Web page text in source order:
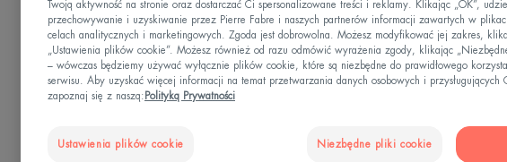
Opatentowany
Fabre, który
przed światłem
Odporność na
Skin Protect
Twoją aktywność na stronie oraz dostarczać Ci spersonalizowane treści i reklamy. Klikając „OK”,
przechowywanie i uzyskiwanie przez Pierre Fabre i naszych partnerów informacji zawartych w
celach analitycznych i marketingowych. Zgoda jest dobrowolna. Możesz modyfikować jej zakres,
„Ustawienia plików cookie”. Możesz również od razu odmówić wyrażenia zgody, klikając
– wówczas będziemy używać wyłącznie plików cookie, które są niezbędne do prawidłowego
serwisu. Aby uzyskać więcej informacji na temat przetwarzania danych osobowych i przysługujących
zapoznaj się z naszą: Polityką Prywatności
Ustawienia plików cookie Niezbędne pliki cookie